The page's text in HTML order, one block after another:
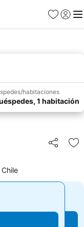
Favoritos
Iniciar
habitaciones
1 habitación
Compartir